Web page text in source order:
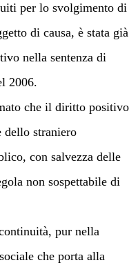
per lo svolgimento di
di causa, è stata già
nella sentenza di
2006.
che il diritto positivo
dello straniero
con salvezza delle
non sospettabile di
pur nella
che porta alla